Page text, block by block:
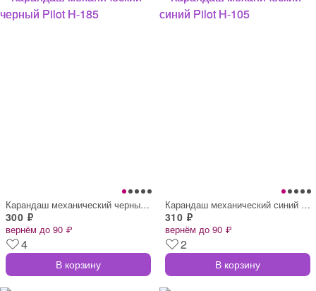
Карандаш механический черный Pilot H-185
300 ₽
вернём до 90 ₽
4
В корзину
Карандаш механический синий Pilot H-105
310 ₽
вернём до 90 ₽
2
В корзину